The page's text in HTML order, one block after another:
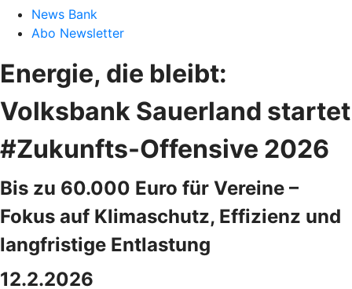
News Bank
Abo Newsletter
Energie, die bleibt:
Volksbank Sauerland startet
#Zukunfts-Offensive 2026
Bis zu 60.000 Euro für Vereine –
Fokus auf Klimaschutz, Effizienz und
langfristige Entlastung
12.2.2026